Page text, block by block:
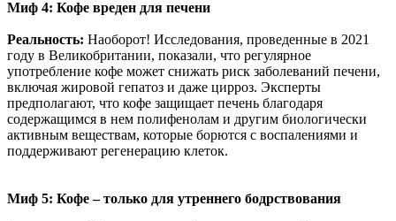
Миф 4: Кофе вреден для печени
Реальность: Наоборот! Исследования, проведенные в 2021
году в Великобритании, показали, что регулярное
употребление кофе может снижать риск заболеваний печени,
включая жировой гепатоз и даже цирроз. Эксперты
предполагают, что кофе защищает печень благодаря
содержащимся в нем полифенолам и другим биологически
активным веществам, которые борются с воспалениями и
поддерживают регенерацию клеток.
Миф 5: Кофе – только для утреннего бодрствования